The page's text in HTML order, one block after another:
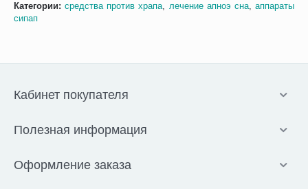
Категории: средства против храпа, лечение апноэ сна, аппараты
сипап
Кабинет покупателя
Полезная информация
Оформление заказа